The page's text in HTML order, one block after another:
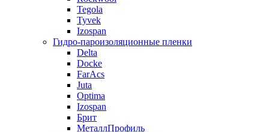
Tegola
Tyvek
Izospan
Гидро-пароизоляционные пленки
Delta
Docke
FarAcs
Juta
Optima
Izospan
Брит
МеталлПрофиль